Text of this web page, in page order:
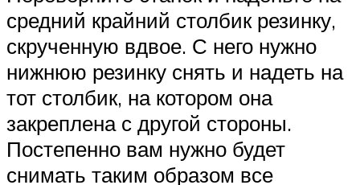
средний крайний столбик резинку,
скрученную вдвое. С него нужно
нижнюю резинку снять и надеть на
тот столбик, на котором она
закреплена с другой стороны.
Постепенно вам нужно будет
снимать таким образом все